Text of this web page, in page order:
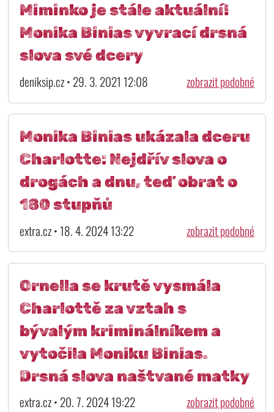
Miminko je stále aktuální!
Monika Binias vyvrací drsná
slova své dcery
deniksip.cz • 29. 3. 2021 12:08 zobrazit podobné
Monika Binias ukázala dceru
Charlotte: Nejdřív slova o
drogách a dnu, teď obrat o
180 stupňů
extra.cz • 18. 4. 2024 13:22 zobrazit podobné
Ornella se krutě vysmála
Charlottě za vztah s
bývalým kriminálníkem a
vytočila Moniku Binias.
Drsná slova naštvané matky
extra.cz • 20. 7. 2024 19:22 zobrazit podobné